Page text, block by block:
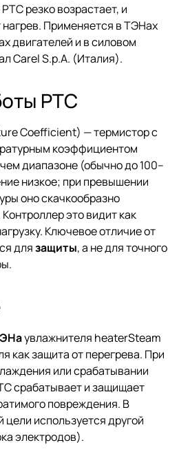
резко возрастает, и
Применяется в ТЭНах
двигателей и в силовом
Carel S.p.A. (Италия).
PTC
Coefficient) — термистор с
коэффициентом
диапазоне (обычно до 100–
низкое; при превышении
оно скачкообразно
это видит как
Ключевое отличие от
длязащиты, а не для точного
увлажнителя heaterSteam
как защита от перегрева. При
или срабатывании
срабатывает и защищает
повреждения. В
цели используется другой
электродов).